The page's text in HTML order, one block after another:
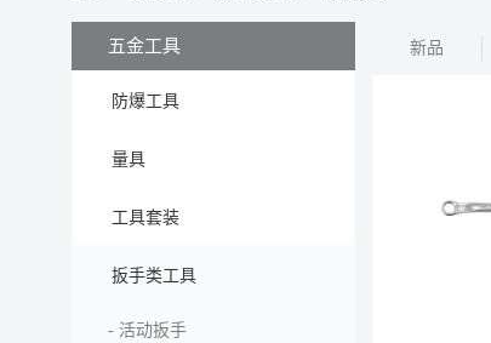
五金工具
防爆工具
量具
工具套装
扳手类工具
- 活动扳手
新品